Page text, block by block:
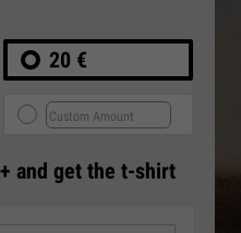
20 €
and get the t-shirt